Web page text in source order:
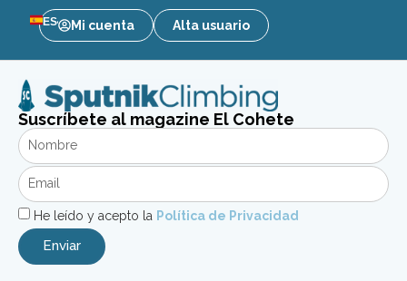
ES Mi cuenta Alta usuario
Suscríbete al magazine El Cohete
He leído y acepto la Política de Privacidad
Enviar